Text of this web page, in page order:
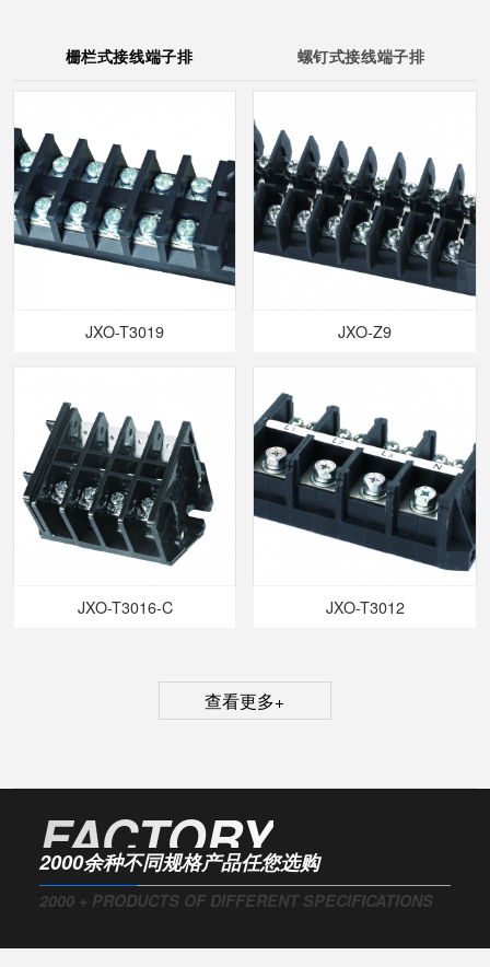
栅栏式接线端子排 螺钉式接线端子排
JXO-T3019 JXO-Z9
JXO-T3016-C JXO-T3012
查看更多+
FACTORY
2000余种不同规格产品任您选购
2000 + PRODUCTS OF DIFFERENT SPECIFICATIONS